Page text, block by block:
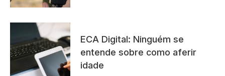
ECA Digital: Ninguém se
entende sobre como aferir
idade